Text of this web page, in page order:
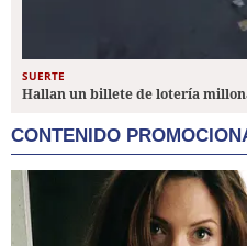
SUERTE
Hallan un billete de lotería
CONTENIDO